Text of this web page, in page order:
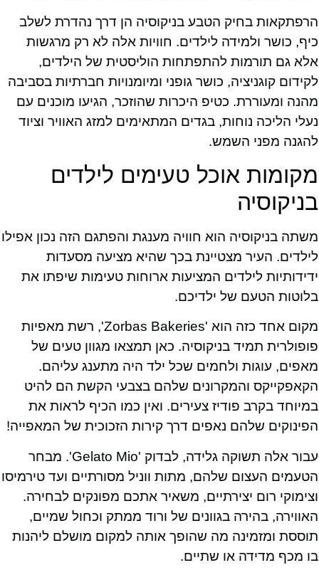
הרפתקאות בחיק הטבע בניקוסיה הן דרך נהדרת לשלב
כיף, כושר ולמידה לילדים. חוויות אלה לא רק מרגשות
אלא גם תורמות להתפתחות הוליסטית של הילדים,
לקידום קוגניציה, כושר גופני ומיומנויות חברתיות בסביבה
מהנה ומעוררת. כטיפ היכרות שהוזכר, הגיעו מוכנים עם
נעלי הליכה נוחות, בגדים המתאימים למזג האוויר וציוד
להגנה מפני השמש.
מקומות אוכל טעימים לילדים
בניקוסיה
משתה בניקוסיה הוא חוויה מענגת והפתגם הזה נכון אפילו
לילדים. העיר מצטיינת בכך שהיא מציעה מסעדות
ידידותיות לילדים המציעות ארוחות טעימות שיפתו את
בלוטות הטעם של ילדיכם.
מקום אחד כזה הוא 'Zorbas Bakeries', רשת מאפיות
פופולרית תמיד בניקוסיה. כאן תמצאו מגוון טעים של
מאפים, עוגות ולחמים שכל ילד היה מתענג עליהם.
הקאפקייקס והמקרונים שלהם בצבעי הקשת הם להיט
במיוחד בקרב פודיז צעירים. ואין כמו הכיף לראות את
הפינוקים שלהם נאפים דרך קירות הזכוכית של המאפייה!
עבור אלה תשוקה גלידה, לבדוק 'Gelato Mio'. מבחר
הטעמים העצום שלהם, מתות ווניל מסורתיים ועד טירמיסו
וצימוקי רום יצירתיים, משאיר אתכם מפונקים לבחירה.
האווירה, בהירה בגוונים של ורוד ממתק וכחול שמיים,
תוססת ומזמינה מה שהופך אותה למקום מושלם ליהנות
בו מכף מדידה או שתיים.